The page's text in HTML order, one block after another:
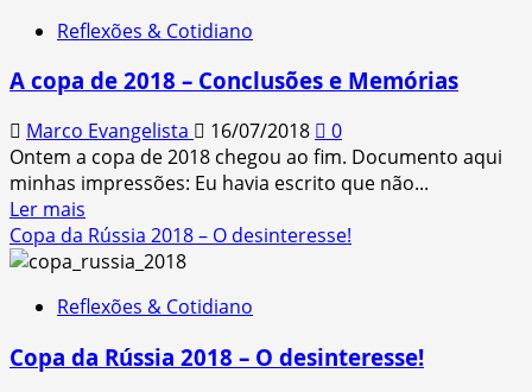
Livraria
do
Jaz
Reflexões & Cotidiano
A copa de 2018 – Conclusões e Memórias
Marco Evangelista 16/07/2018
0
Ontem a copa de 2018 chegou ao fim. Documento aqui
minhas impressões: Eu havia escrito que não...
Ler mais
more
about
copa
2018
Copa da Rússia 2018 – O desinteresse!
Reflexões & Cotidiano
Copa da Rússia 2018 – O desinteresse!